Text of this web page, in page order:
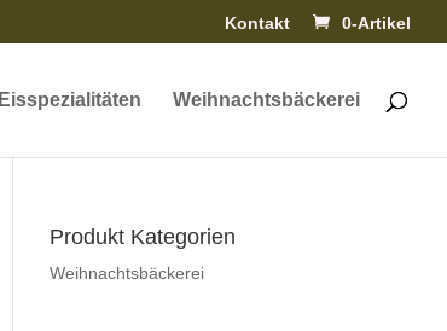
Kontakt 0-Artikel
Eisspezialitäten Weihnachtsbäckerei
Produkt Kategorien
Weihnachtsbäckerei